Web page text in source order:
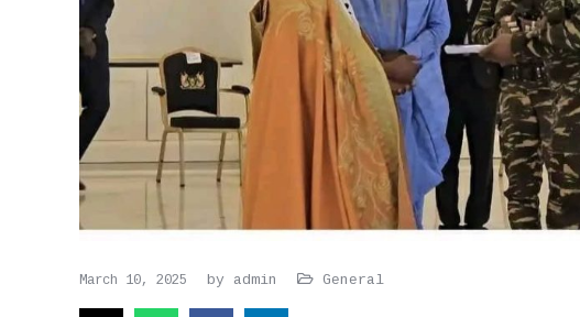
March 10, 2025 by admin General